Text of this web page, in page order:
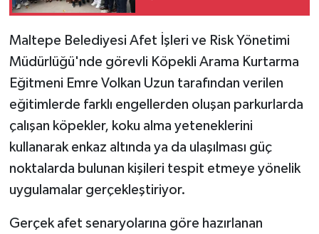
Maltepe Belediyesi Afet İşleri ve Risk Yönetimi
Müdürlüğü'nde görevli Köpekli Arama Kurtarma
Eğitmeni Emre Volkan Uzun tarafından verilen
eğitimlerde farklı engellerden oluşan parkurlarda
çalışan köpekler, koku alma yeteneklerini
kullanarak enkaz altında ya da ulaşılması güç
noktalarda bulunan kişileri tespit etmeye yönelik
uygulamalar gerçekleştiriyor.
Gerçek afet senaryolarına göre hazırlanan